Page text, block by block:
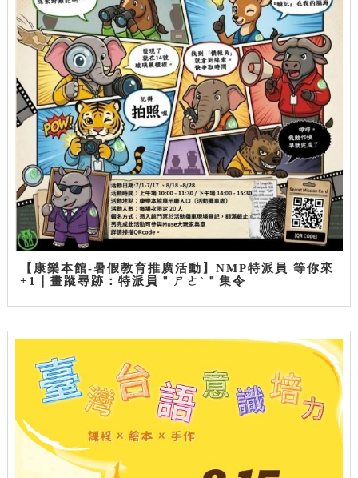
【康樂本館-暑假教育推廣活動】NMP特派員 等你來
+1｜畫蹤尋跡：特派員＂ㄕㄜˋ＂集令